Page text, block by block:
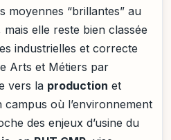
moyennes “brillantes” au
elle reste bien classée
industrielles et correcte
Arts et Métiers par
vers la production et
campus où l’environnement
des enjeux d’usine du